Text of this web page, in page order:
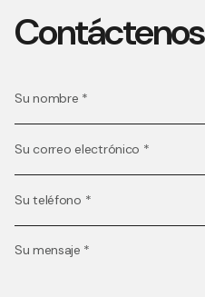
Contáctenos